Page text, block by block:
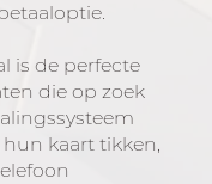
is de perfecte
die op zoek
kaart tikken,